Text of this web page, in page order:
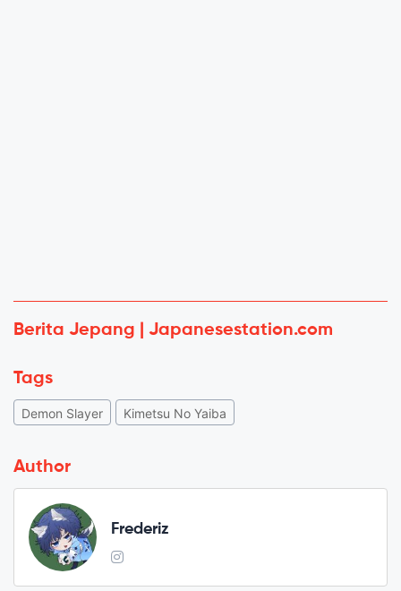
Berita Jepang | Japanesestation.com
Tags
Demon Slayer Kimetsu No Yaiba
Author
Frederiz